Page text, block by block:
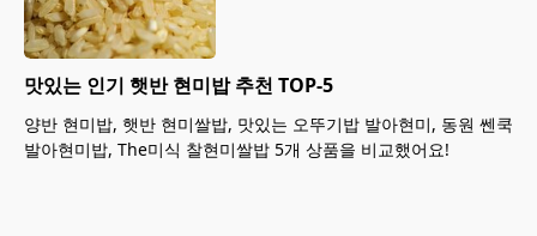
맛있는 인기 햇반 현미밥 추천 TOP-5
양반 현미밥, 햇반 현미쌀밥, 맛있는 오뚜기밥 발아현미, 동원 쎈쿡
발아현미밥, The미식 찰현미쌀밥 5개 상품을 비교했어요!